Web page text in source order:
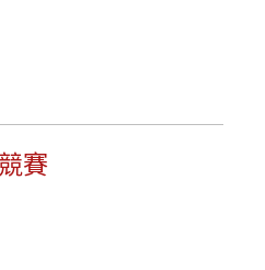
賽